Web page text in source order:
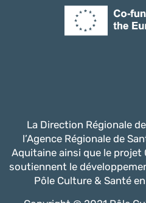
La Direction Régionale
l’Agence Régionale de
Aquitaine ainsi que le
soutiennent le
Pôle Culture & Santé